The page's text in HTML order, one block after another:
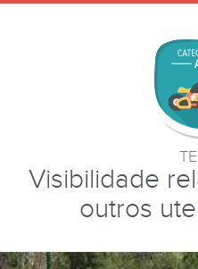
Visibilidade
outros